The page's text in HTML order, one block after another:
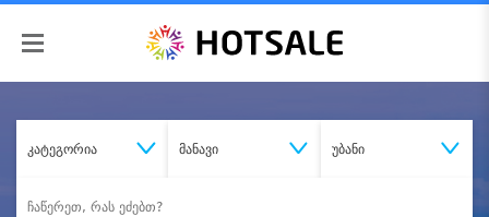
კატეგორია მანავი უბანი